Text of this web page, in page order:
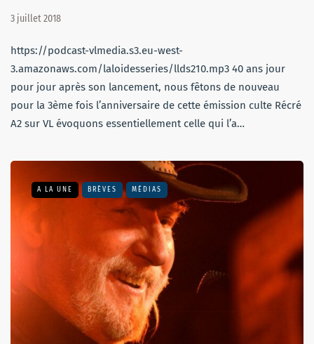
3 juillet 2018
https://podcast-vlmedia.s3.eu-west-
3.amazonaws.com/laloidesseries/llds210.mp3 40 ans jour
pour jour après son lancement, nous fêtons de nouveau
pour la 3ème fois l’anniversaire de cette émission culte Récré
A2 sur VL évoquons essentiellement celle qui l’a…
A LA UNE BRÈVES MÉDIAS